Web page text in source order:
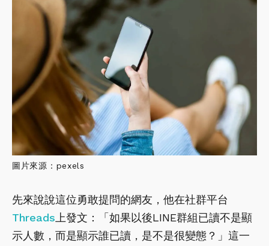
圖片來源：pexels
先來說說這位勇敢提問的網友，他在社群平台
Threads 上發文：「如果以後LINE群組已讀不是顯
示人數，而是顯示誰已讀，是不是很變態？」這一